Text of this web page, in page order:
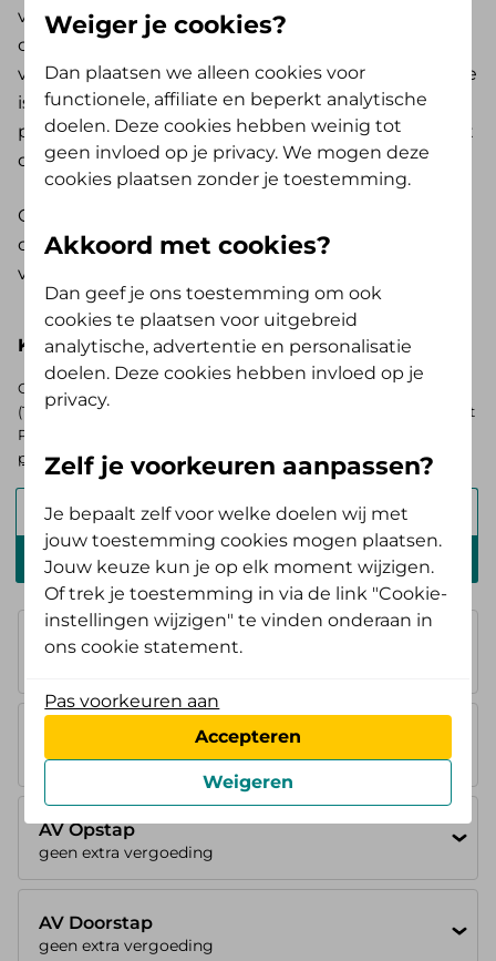
valpreventieprogramma. De huisarts, specialist
ouderengeneeskunde, physician assistent (PA) of
verpleegkundig specialist (VS) stelt vast of er sprake
is van een hoog valrisico met onderliggende
problemen die bijdragen aan dit valrisico. Dan geeft
deze hiervoor een verwijzing af.
Gemeenten, huisartsen en fysio- en
oefentherapeuten werken in een keten samen om
valpreventie voor ouderen mogelijk te maken.
Kies hieronder je basisverzekering
Op zoek naar de vergoedingen voor de AV (Tand) Opstap of AV
(Tand) Doorstap? Kies dan voor de basisverzekering Zelf Bewust
Polis. Ben je verzekerd bij ons? Log in en
pakket.
Alles Verzorgd Polis
Zelf Bewust Polis
Basisverzekering
100%
geen extra vergoeding
AV Opstap
geen extra vergoeding
AV Doorstap
geen extra vergoeding
Weiger je cookies?
Dan plaatsen we alleen cookies voor
functionele, affiliate en beperkt analytische
doelen. Deze cookies hebben weinig tot
geen invloed op je privacy. We mogen deze
cookies plaatsen zonder je toestemming.
Akkoord met cookies?
Dan geef je ons toestemming om ook
cookies te plaatsen voor uitgebreid
analytische, advertentie en personalisatie
doelen. Deze cookies hebben invloed op je
privacy.
Zelf je voorkeuren aanpassen?
Je bepaalt zelf voor welke doelen wij met
jouw toestemming cookies mogen plaatsen.
Jouw keuze kun je op elk moment wijzigen.
Of trek je toestemming in via de link "Cookie-
instellingen wijzigen" te vinden onderaan in
ons cookie statement.
Pas voorkeuren aan
Accepteren
Weigeren